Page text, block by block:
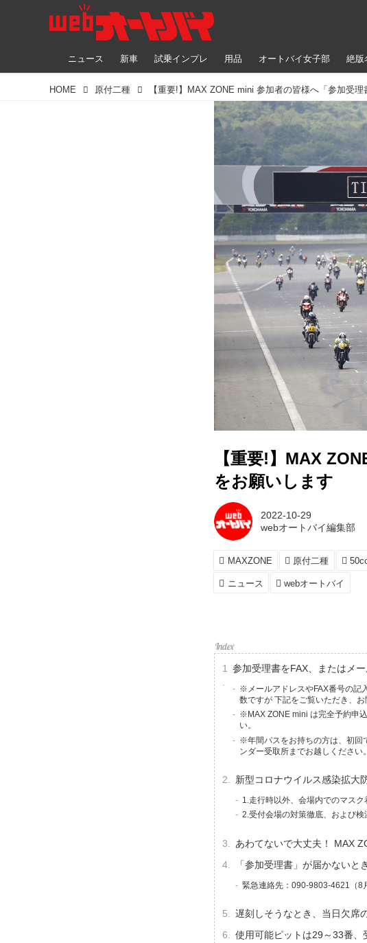
ニュース 新車 試乗インプレ 用品 オートバイ女子部 絶版
HOME 原付二種
【重要!】MAX
をお願いします
2022-10-29
webオートバイ編集部
MAXZONE 原付二種
ニュース webオートバイ
参加受理書をFAX、またはメ
※メールアドレスやFAX番号の記
数ですが 下記をご覧いただき、お
※MAX ZONE mini は完全予約申
い。
※年間パスをお持ちの方は、初回
ンダー受取所までお越しください。
新型コロナウイルス感染拡大
1.走行時以外、会場内でのマスク
2.受付会場の対策徹底、および検
あわてないで大丈夫！ MAX
「参加受理書」が届かないと
緊急連絡先：090-9803-4621（8
遅刻しそうなとき、当日欠席
使用可能ピットは29～33番